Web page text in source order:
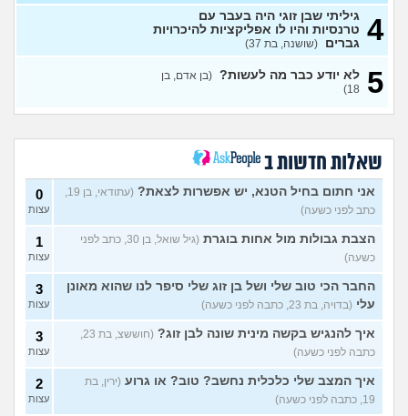
הטעם שלי (אנונימי, בן 25)
עצות
בחורה אובססיבית מה לעשות?
(אלירן, בן 30) עצות
מתכננת חתונה ראשונה, יש
לכם עצות?
ותקין?
(לירון, בן 31) עצות
איך להתגבר על רצון לקשר
לפני הזמן?
כשאתם רואים מישהי ברשתות
החברתיות שהכול אצלה סביב
הבילויים, זה מוריד לכם?
(לחם ושעשועים, בן 36)
13
עצות
כשרבתי עם בת הזוג שלי,
דחפתי אותה מתוך כעס. איך
להתמודד?
(אלכס, שם בדוי, בן
13
עצות
איך להסביר לה שאני רוצה
20
בעיות ביני לבית הזוג, מה
לעשות?
(אנונימי, בן 24)
6
4 גיליתי שבן זוגי היה בעבר עם
טרנסיות והיו לו אפליקציות להיכרויות
גברים (שושנה, בת 37)
5 לא יודע כבר מה לעשות? (בן אדם, בן
18)
שאלות חדשות ב
אני חתום בחיל הטנא, יש אפשרות לצאת?
כתב לפני כשעה)
0
עצות
הצבת גבולות מול אחות בוגרת
(גיל שואל, בן 30, כתב לפני
כשעה)
1
עצות
החבר הכי טוב שלי ושל בן זוג שלי סיפר לנו שהוא מאונן
עלי (בדויה, בת 23, כתבה לפני כשעה)
3
עצות
איך להנגיש בקשה מינית שונה לבן זוג?
כתבה לפני כשעה)
3
עצות
איך המצב שלי כלכלית נחשב? טוב? או גרוע (ירין, בת
19, כתבה לפני כשעה)
2
עצות